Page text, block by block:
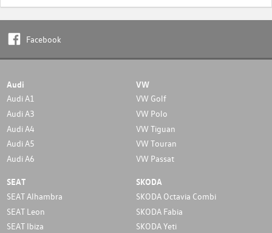
Facebook
Audi
Audi A1
Audi A3
Audi A4
Audi A5
Audi A6
VW
VW Golf
VW Polo
VW Tiguan
VW Touran
VW Passat
SEAT
SEAT Alhambra
SEAT Leon
SEAT Ibiza
SKODA
SKODA Octavia Combi
SKODA Fabia
SKODA Yeti